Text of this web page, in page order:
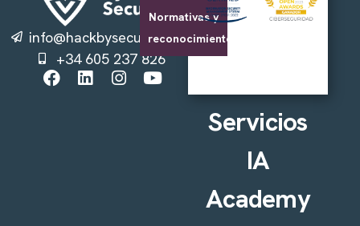
info@hackbysecurity.com
+34 605 237 826
Normativas y
reconocimientos
Servicios
IA
Academy